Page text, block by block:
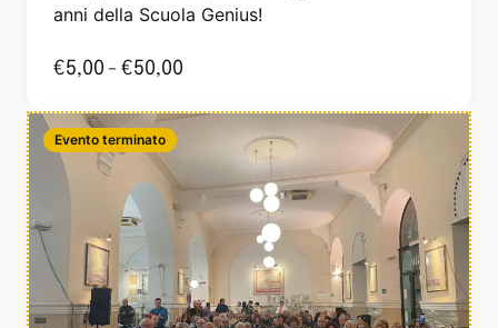
anni della Scuola Genius!
€5,00 - €50,00
Evento terminato